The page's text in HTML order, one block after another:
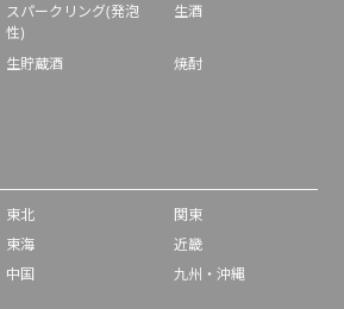
スパークリング(発泡
性)
生酒
生貯蔵酒
焼酎
東北
関東
東海
近畿
中国 九州・沖縄